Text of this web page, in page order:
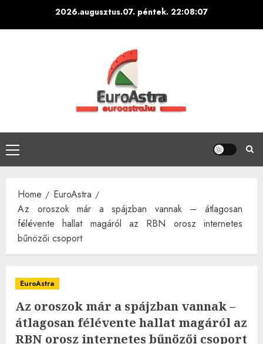
2026.augusztus.07. péntek. 22:08:08
Primary
Menu
Home
EuroAstra
Az oroszok már a spájzban vannak – átlagosan
félévente hallat magáról az RBN orosz internetes
bűnözői csoport
EuroAstra
Az oroszok már a spájzban vannak –
átlagosan félévente hallat magáról az
RBN orosz internetes bűnözői csoport